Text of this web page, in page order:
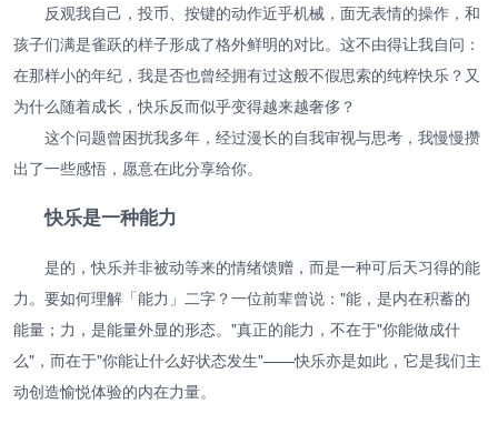
反观我自己，投币、按键的动作近乎机械，面无表情的操作，和
孩子们满是雀跃的样子形成了格外鲜明的对比。这不由得让我自问：
在那样小的年纪，我是否也曾经拥有过这般不假思索的纯粹快乐？又
为什么随着成长，快乐反而似乎变得越来越奢侈？
这个问题曾困扰我多年，经过漫长的自我审视与思考，我慢慢攒
出了一些感悟，愿意在此分享给你。
快乐是一种能力
是的，快乐并非被动等来的情绪馈赠，而是一种可后天习得的能
力。要如何理解「能力」二字？一位前辈曾说："能，是内在积蓄的
能量；力，是能量外显的形态。"真正的能力，不在于"你能做成什
么"，而在于"你能让什么好状态发生"——快乐亦是如此，它是我们主
动创造愉悦体验的内在力量。